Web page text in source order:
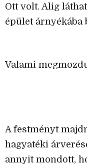
Ott volt. Alig
épület árnyékába
Valami
A festményt
hagyatéki
annyit mondott,